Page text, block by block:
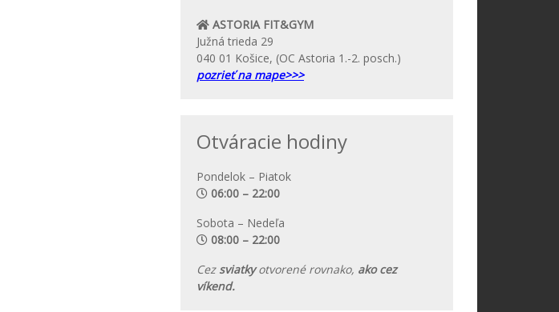
ASTORIA FIT&GYM
Južná trieda 29
040 01 Košice, (OC Astoria 1.-2. posch.)
pozrieť na mape>>>
Otváracie hodiny
Pondelok – Piatok
06:00 – 22:00
Sobota – Nedeľa
08:00 – 22:00
Cez sviatkyotvorené rovnako, ako cez
víkend.